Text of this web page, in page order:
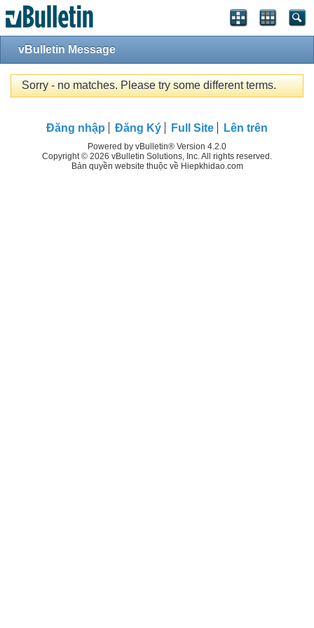
vBulletin Message
Sorry - no matches. Please try some different terms.
Đăng nhập Đăng Ký Full Site Lên trên
Powered by vBulletin® Version 4.2.0
Copyright © 2026 vBulletin Solutions, Inc. All rights reserved.
Bản quyền website thuộc về Hiepkhidao.com